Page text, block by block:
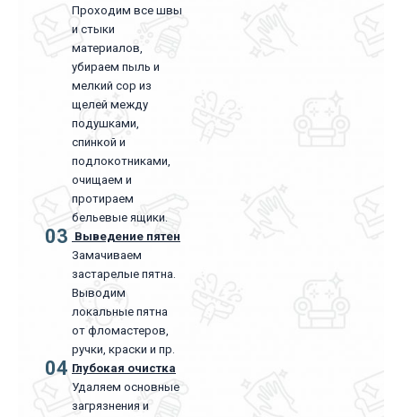
Проходим все швы
и стыки
материалов,
убираем пыль и
мелкий сор из
щелей между
подушками,
спинкой и
подлокотниками,
очищаем и
протираем
бельевые ящики.
03 Выведение пятен
Замачиваем
застарелые пятна.
Выводим
локальные пятна
от фломастеров,
ручки, краски и пр.
04 Глубокая очистка
Удаляем основные
загрязнения и